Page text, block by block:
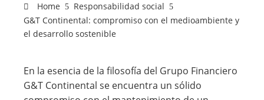
Home
Responsabilidad social
G&T Continental: compromiso con el medioambiente y
el desarrollo sostenible
En la esencia de la filosofía del Grupo Financiero
G&T Continental se encuentra un sólido